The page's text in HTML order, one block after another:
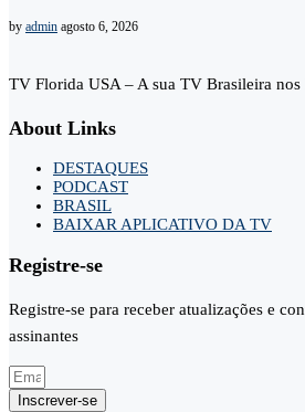
by admin agosto 6, 2026
TV Florida USA – A sua TV Brasileira nos
About Links
DESTAQUES
PODCAST
BRASIL
BAIXAR APLICATIVO DA TV
Registre-se
Registre-se para receber atualizações e
assinantes
Inscrever-se